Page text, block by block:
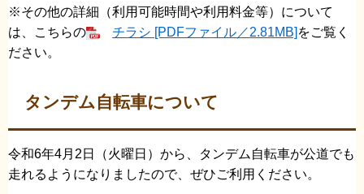
※その他の詳細（利用可能時間や利用料金等）について
は、こちらの
チラシ [PDFファイル／2.81MB] をご覧く
ださい。
タンデム自転車について
令和6年4月2日（火曜日）から、タンデム自転車が公道でも
走れるようになりましたので、ぜひご利用ください。